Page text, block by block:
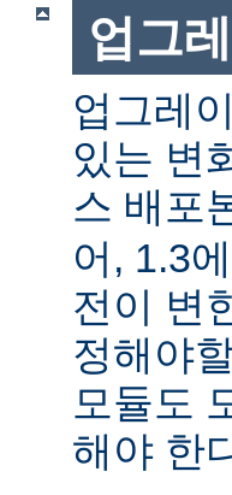
업그
업그레
있는 변
스 배포
어, 1.3
전이 변
정해야
모듈도
해야 한